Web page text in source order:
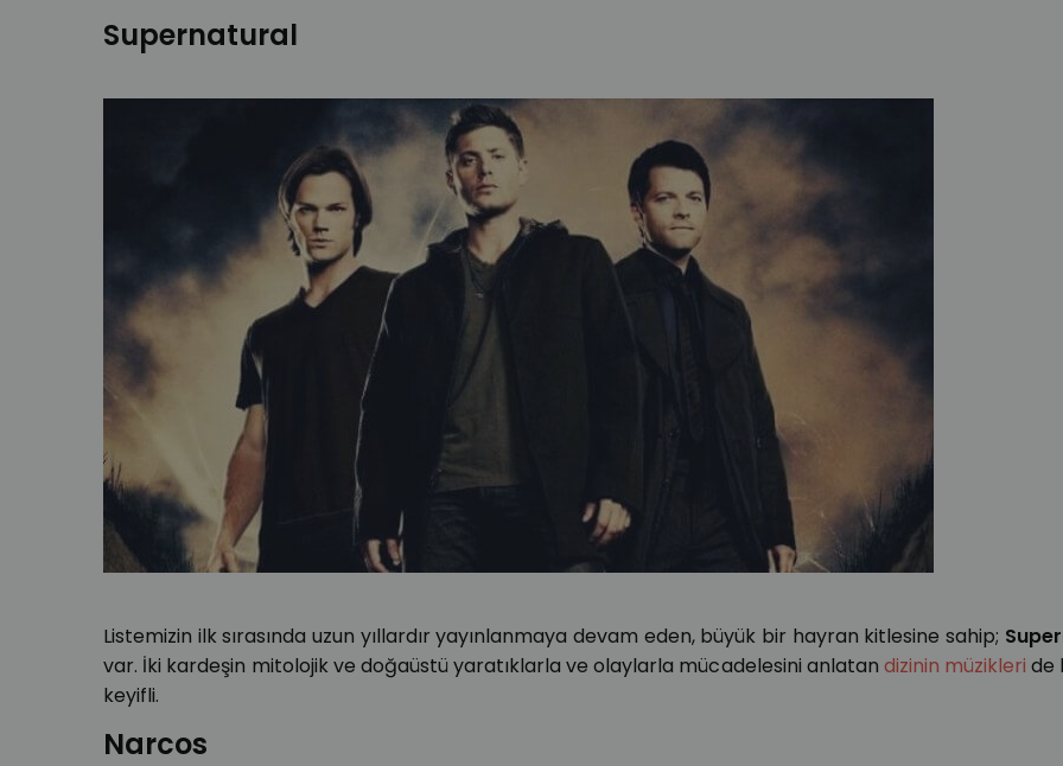
Supernatural
Listemizin ilk sırasında uzun yıllardır yayınlanmaya devam eden, büyük bir hayran kitlesine sahip;
var. İki kardeşin mitolojik ve doğaüstü yaratıklarla ve olaylarla mücadelesini anlatan dizinin müzikleri de
keyifli.
Narcos